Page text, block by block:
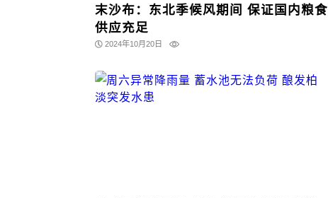
末沙布：东北季候风期间 保证国内粮食
供应充足
2024年10月20日